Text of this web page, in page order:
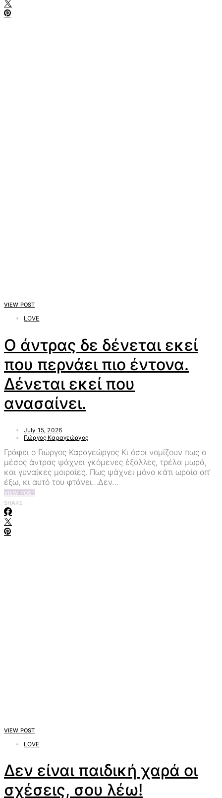
VIEW POST
LOVE
Ο άντρας δε δένεται εκεί
που περνάει πιο έντονα.
Δένεται εκεί που
ανασαίνει.
July 15, 2026
Γιώργος Καραγεώργος
Γράφει ο Γιώργος Καραγεώργος Κι όσοι νομίζουν πως ο
μέσος άντρας ψάχνει γκόμενες έξαλλες, τρέλα μωρά,
και γυναίκες μοιραίες. Πως ψάχνει μόνο κάτι ωραίο απ’
έξω, κι αυτό του φτάνει…Δεν…
VIEW POST
SHARE
VIEW POST
LOVE
Δεν είναι παιδική χαρά οι
σχέσεις, σου λέω!